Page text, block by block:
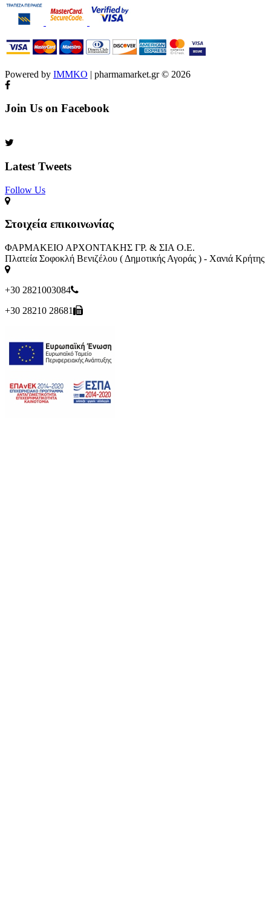
Powered by IMMKO | pharmamarket.gr © 2026
Join Us on Facebook
Latest Tweets
Follow Us​
Στοιχεία επικοινωνίας
ΦΑΡΜΑΚΕΙΟ ΑΡΧΟΝΤΑΚΗΣ ΓΡ. & ΣΙΑ Ο.Ε.
Πλατεία Σοφοκλή Βενιζέλου ( Δημοτικής Αγοράς ) - Χανιά Κρήτης
+30 2821003084
+30 28210 28681